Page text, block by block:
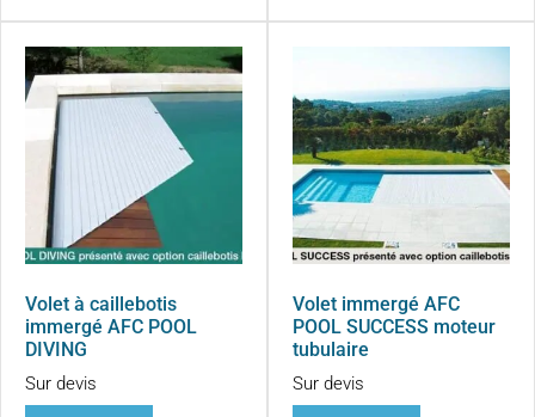
Volet à caillebotis
immergé AFC POOL
DIVING
Sur devis
Volet immergé AFC
POOL SUCCESS moteur
tubulaire
Sur devis